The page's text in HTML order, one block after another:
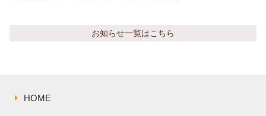
株主総会関連資料
お知らせ一覧はこちら
HOME